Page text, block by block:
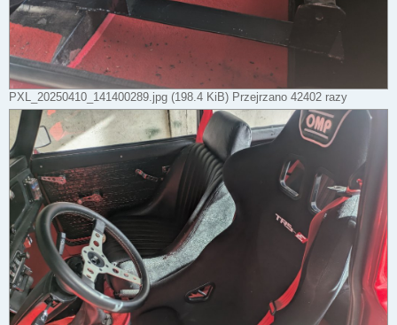
PXL_20250410_141400289.jpg (198.4 KiB) Przejrzano 42402 razy